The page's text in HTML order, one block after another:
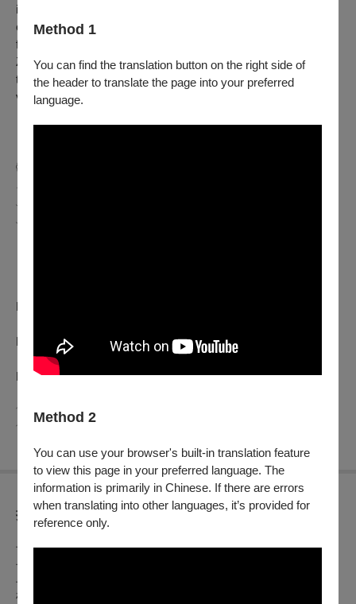
Method 1
You can find the translation button on the right side of
the header to translate the page into your preferred
language.
Method 2
You can use your browser's built-in translation feature
to view this page in your preferred language. The
information is primarily in Chinese. If there are errors
when translating into other languages, it’s provided for
reference only.
in fencing and Zijie improves immensely. As the brothers grow
closer, their mother finds out that they have re-united and is
furious at Zijie, yet Zijie stubbornly sticks by his brother. But
Zihan's hostile past is triggered after an argument, leaving Zijie
to finally question whether his beloved brother might be a
violent sociopath after all.
𓊆⬳𝟐𝟎𝟐𝟓第𝟐𝟕屆台北電影節⬳𓊇
﹏﹏﹏﹏﹏﹏﹏﹏﹏﹏﹏﹏﹏﹏﹏﹏﹏﹏﹏﹏﹏﹏﹏﹏﹏﹏﹏
﹏﹏﹏
http://www.taipeiff.taipei
https://www.instagram.com/taipeiff
​．FACEBOOK：
https://www.facebook.com/TaipeiFilmFestival
﹋﹋﹋﹋﹋﹋﹋﹋﹋﹋﹋﹋﹋﹋﹋﹋﹋﹋﹋﹋﹋﹋﹋﹋﹋﹋﹋
﹋﹋﹋
折扣方案
早鳥票券
早鳥票：每張200元
早鳥日場票：每張160元
敬老愛心票：每張125元